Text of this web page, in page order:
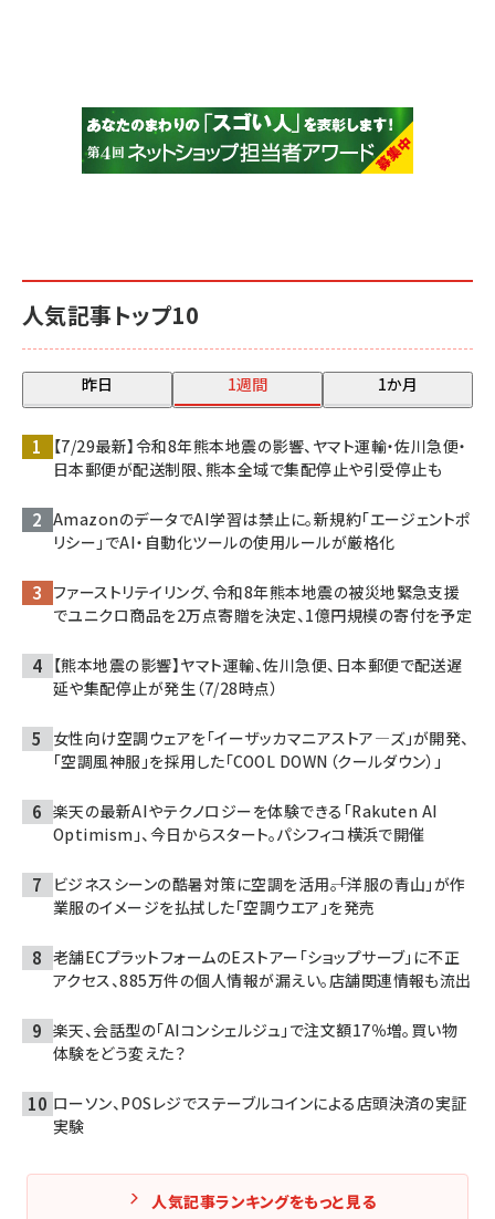
人気記事トップ10
昨日 1週間 1か月
【7/29最新】令和8年熊本地震の影響、ヤマト運輸・佐川急便・
日本郵便が配送制限、熊本全域で集配停止や引受停止も
AmazonのデータでAI学習は禁止に。新規約「エージェントポ
リシー」でAI・自動化ツールの使用ルールが厳格化
ファーストリテイリング、令和8年熊本地震の被災地緊急支援
でユニクロ商品を2万点寄贈を決定、1億円規模の寄付を予定
【熊本地震の影響】ヤマト運輸、佐川急便、日本郵便で配送遅
延や集配停止が発生（7/28時点）
女性向け空調ウェアを「イーザッカマニアストア―ズ」が開発、
「空調風神服」を採用した「COOL DOWN（クールダウン）」
楽天の最新AIやテクノロジーを体験できる「Rakuten AI
Optimism」、今日からスタート。パシフィコ横浜で開催
ビジネスシーンの酷暑対策に空調を活用――。「洋服の青山」が作
業服のイメージを払拭した「空調ウエア」を発売
老舗ECプラットフォームのEストアー「ショップサーブ」に不正
アクセス、885万件の個人情報が漏えい。店舗関連情報も流出
楽天、会話型の「AIコンシェルジュ」で注文額17％増。買い物
体験をどう変えた？
ローソン、POSレジでステーブルコインによる店頭決済の実証
実験
人気記事ランキングをもっと見る